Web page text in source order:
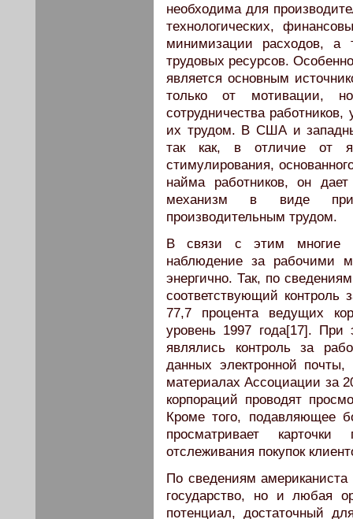
необходима для
технологических,
минимизации расходов, а
трудовых ресурсов.
является основным
только от мотивации,
сотрудничества
их трудом. В США и
так как, в отличие от
стимулирования,
найма работников, он
механизм в виде
производительным трудом.
В связи с этим многие
наблюдение за рабочими
энергично. Так, по
соответствующий контроль
77,7 процента ведущих
уровень 1997 года[17].
являлись контроль за
данных электронной
материалах Ассоциации за
корпораций проводят
Кроме того, подавляющее
просматривает
отслеживания покупок
По сведениям американиста
государство, но и любая
потенциал, достаточный